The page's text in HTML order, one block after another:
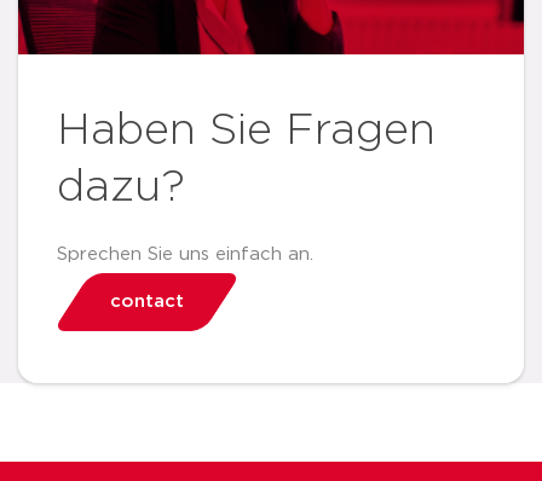
Haben Sie Fragen
dazu?
Sprechen Sie uns einfach an.
contact